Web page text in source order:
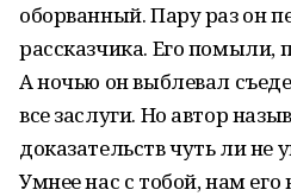
оборванный. Пару раз он
рассказчика. Его
А ночью он выблевал
все заслуги. Но автор
доказательств чуть ли
Умнее нас с тобой, нам